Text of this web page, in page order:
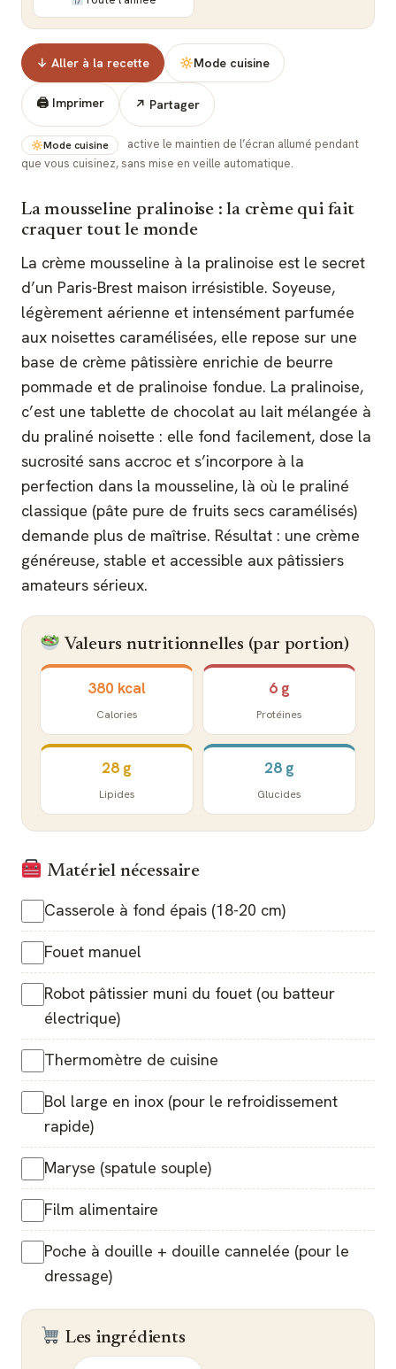
↓ Aller à la recette Mode cuisine
🖨 Imprimer ↗ Partager
Mode cuisine
active le maintien de l’écran allumé pendant
que vous cuisinez, sans mise en veille automatique.
La mousseline pralinoise : la crème qui fait
craquer tout le monde
La crème mousseline à la pralinoise est le secret
d’un Paris-Brest maison irrésistible. Soyeuse,
légèrement aérienne et intensément parfumée
aux noisettes caramélisées, elle repose sur une
base de crème pâtissière enrichie de beurre
pommade et de pralinoise fondue. La pralinoise,
c’est une tablette de chocolat au lait mélangée à
du praliné noisette : elle fond facilement, dose la
sucrosité sans accroc et s’incorpore à la
perfection dans la mousseline, là où le praliné
classique (pâte pure de fruits secs caramélisés)
demande plus de maîtrise. Résultat : une crème
généreuse, stable et accessible aux pâtissiers
amateurs sérieux.
Valeurs nutritionnelles (par portion)
380 kcal
Calories
6 g
Protéines
28 g
Lipides
28 g
Glucides
Matériel nécessaire
Casserole à fond épais (18-20 cm)
Fouet manuel
Robot pâtissier muni du fouet (ou batteur
électrique)
Thermomètre de cuisine
Bol large en inox (pour le refroidissement
rapide)
Maryse (spatule souple)
Film alimentaire
Poche à douille + douille cannelée (pour le
dressage)
Les ingrédients